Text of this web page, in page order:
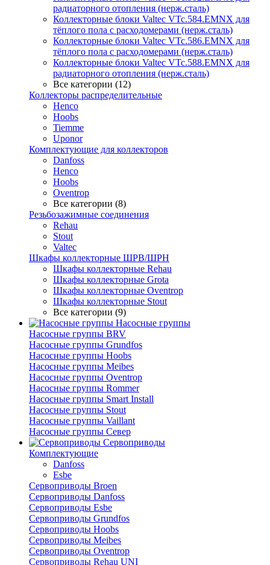
радиаторного отопления (нерж.сталь)
Коллекторные блоки Valtec VTc.584.EMNX для
тёплого пола с расходомерами (нерж.сталь)
Коллекторные блоки Valtec VTc.586.EMNX для
тёплого пола с расходомерами (нерж.сталь)
Коллекторные блоки Valtec VTc.588.EMNX для
радиаторного отопления (нерж.сталь)
Все категории (12)
Коллекторы распределительные
Henco
Hoobs
Tiemme
Uponor
Комплектующие для коллекторов
Danfoss
Henco
Hoobs
Oventrop
Все категории (8)
Резьбозажимные соединения
Rehau
Stout
Valtec
Шкафы коллекторные ШРВ/ШРН
Шкафы коллекторные Rehau
Шкафы коллекторные Grota
Шкафы коллекторные Oventrop
Шкафы коллекторные Stout
Все категории (9)
Насосные группы
Насосные группы BRV
Насосные группы Grundfos
Насосные группы Hoobs
Насосные группы Meibes
Насосные группы Oventrop
Насосные группы Rommer
Насосные группы Smart Install
Насосные группы Stout
Насосные группы Vaillant
Насосные группы Север
Сервоприводы
Комплектующие
Danfoss
Esbe
Сервоприводы Broen
Сервоприводы Danfoss
Сервоприводы Esbe
Сервоприводы Grundfos
Сервоприводы Hoobs
Сервоприводы Meibes
Сервоприводы Oventrop
Сервоприводы Rehau UNI